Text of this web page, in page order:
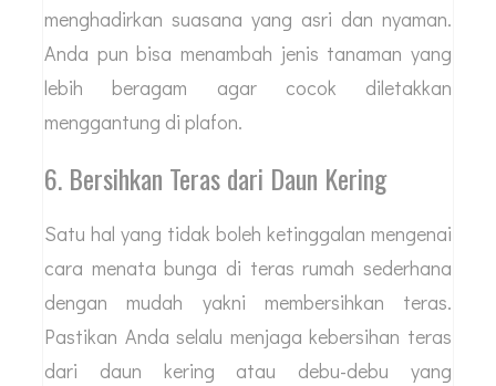
menghadirkan suasana yang asri dan nyaman.
Anda pun bisa menambah jenis tanaman yang
lebih beragam agar cocok diletakkan
menggantung di plafon.
6. Bersihkan Teras dari Daun Kering
Satu hal yang tidak boleh ketinggalan mengenai
cara menata bunga di teras rumah sederhana
dengan mudah yakni membersihkan teras.
Pastikan Anda selalu menjaga kebersihan teras
dari daun kering atau debu-debu yang